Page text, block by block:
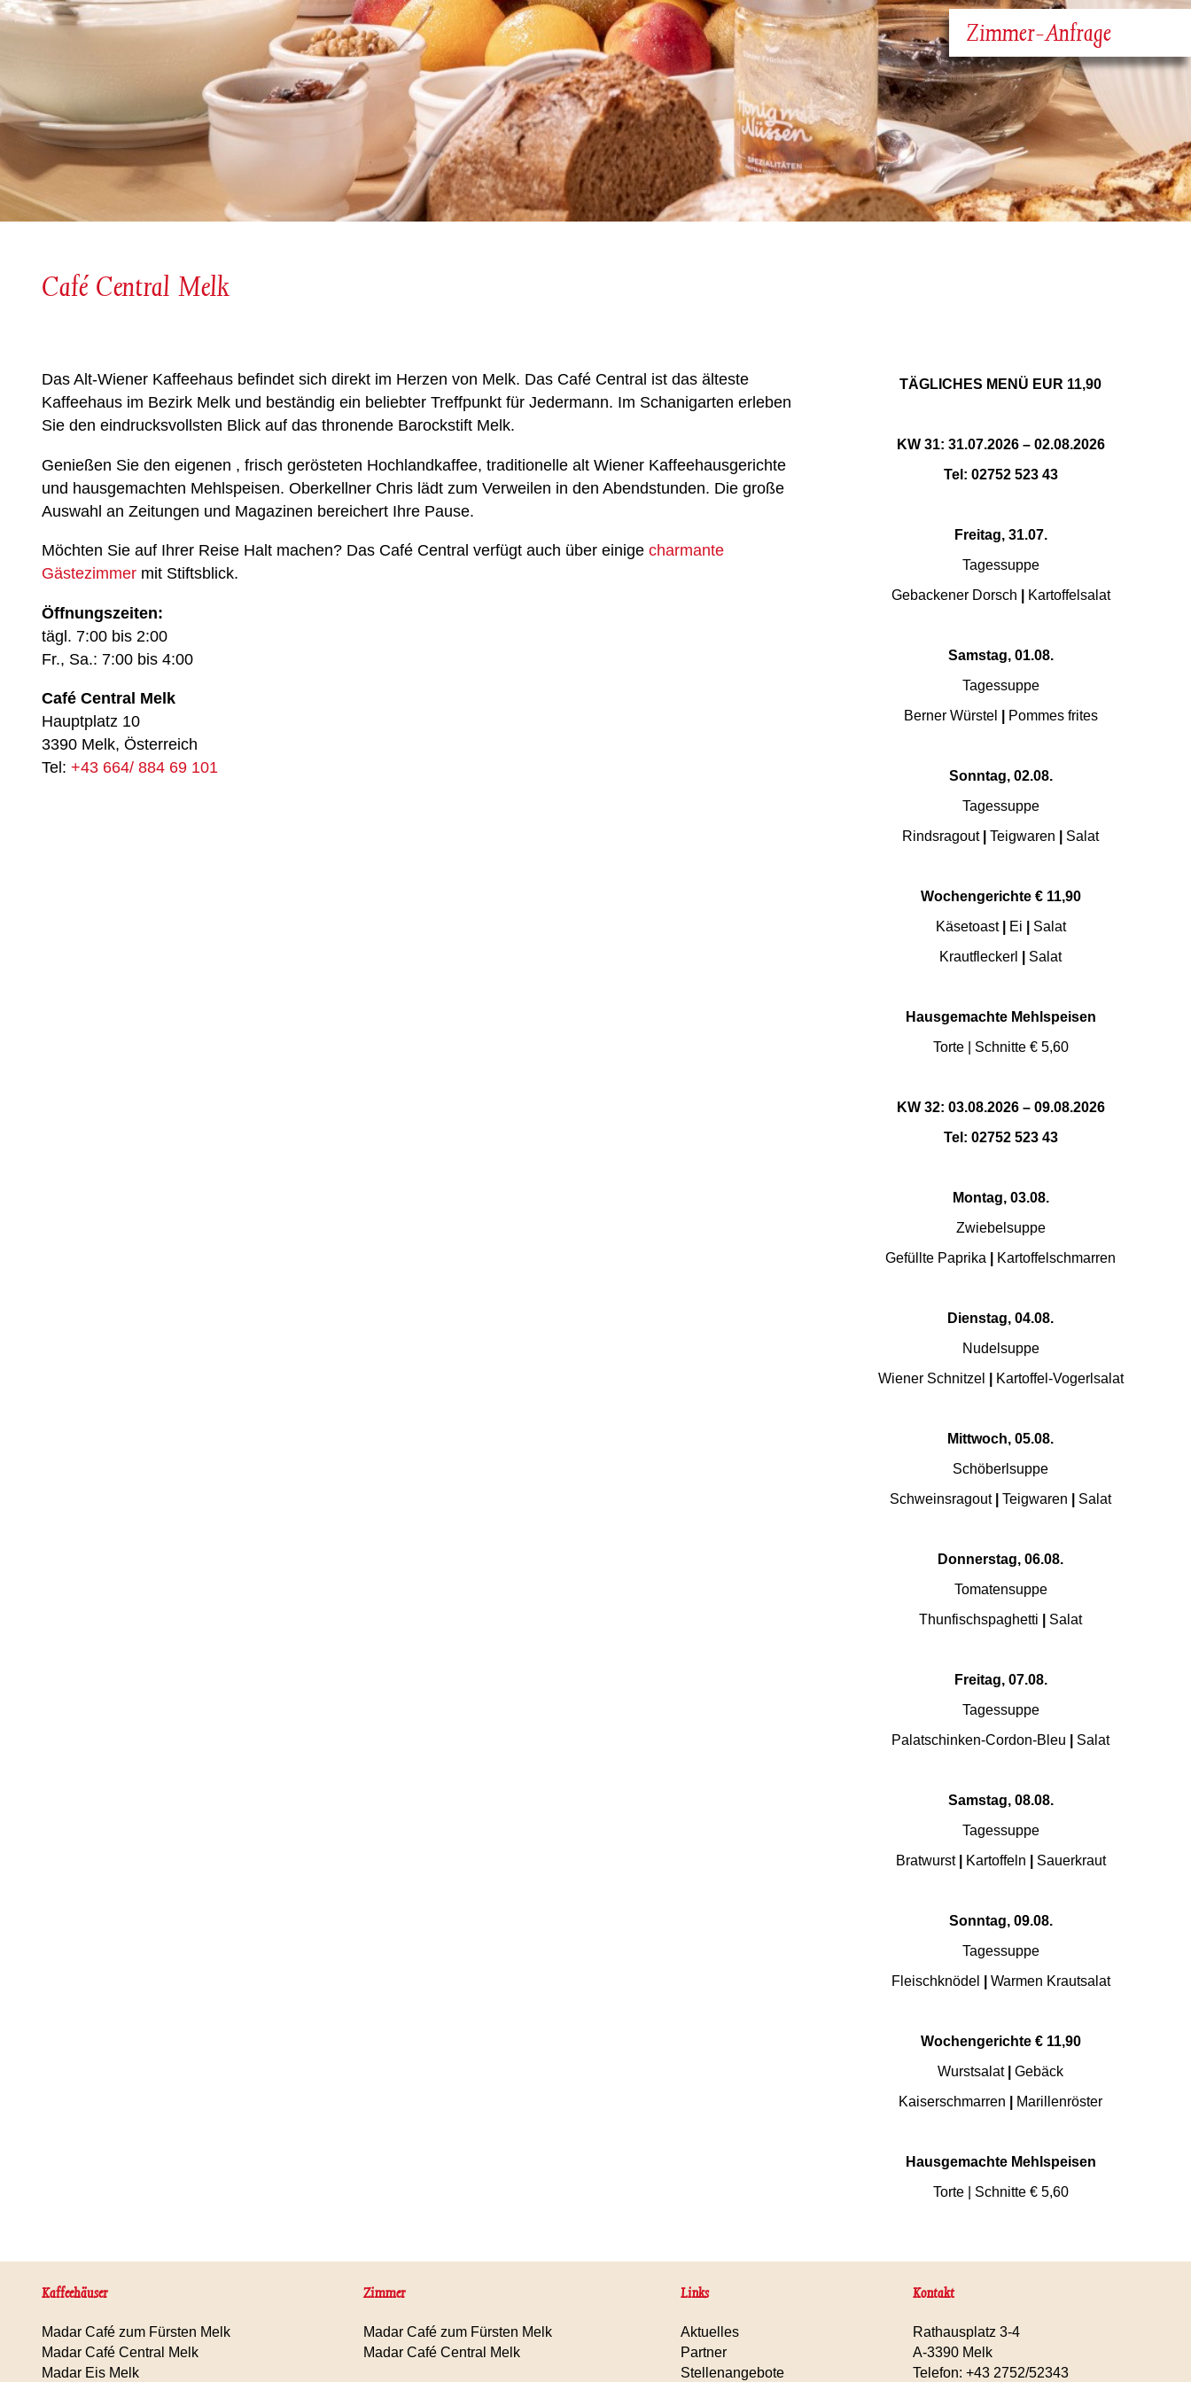
Zimmer-Anfrage
Café Central Melk
Das Alt-Wiener Kaffeehaus befindet sich direkt im Herzen von Melk. Das Café Central ist das älteste
Kaffeehaus im Bezirk Melk und beständig ein beliebter Treffpunkt für Jedermann. Im Schanigarten erleben
Sie den eindrucksvollsten Blick auf das thronende Barockstift Melk.
Genießen Sie den eigenen , frisch gerösteten Hochlandkaffee, traditionelle alt Wiener Kaffeehausgerichte
und hausgemachten Mehlspeisen. Oberkellner Chris lädt zum Verweilen in den Abendstunden. Die große
Auswahl an Zeitungen und Magazinen bereichert Ihre Pause.
Möchten Sie auf Ihrer Reise Halt machen? Das Café Central verfügt auch über einige charmante
Gästezimmer mit Stiftsblick.
Öffnungszeiten:
tägl. 7:00 bis 2:00
Fr., Sa.: 7:00 bis 4:00
Café Central Melk
Hauptplatz 10
3390 Melk, Österreich
Tel: +43 664/ 884 69 101
TÄGLICHES MENÜ EUR 11,90
KW 31: 31.07.2026 – 02.08.2026
Tel: 02752 523 43
Freitag, 31.07.
Tagessuppe
Gebackener Dorsch
Kartoffelsalat
Samstag, 01.08.
Tagessuppe
Berner Würstel
Pommes frites
Sonntag, 02.08.
Tagessuppe
Rindsragout
Teigwaren Salat
Wochengerichte € 11,90
Käsetoast
Ei
Salat
Krautfleckerl
Salat
Hausgemachte Mehlspeisen
Torte | Schnitte € 5,60
KW 32: 03.08.2026 – 09.08.2026
Tel: 02752 523 43
Montag, 03.08.
Zwiebelsuppe
Gefüllte Paprika
Kartoffelschmarren
Dienstag, 04.08.
Nudelsuppe
Wiener Schnitzel
Kartoffel-Vogerlsalat
Mittwoch, 05.08.
Schöberlsuppe
Schweinsragout
Teigwaren Salat
Donnerstag, 06.08.
Tomatensuppe
Thunfischspaghetti
Salat
Freitag, 07.08.
Tagessuppe
Palatschinken-Cordon-Bleu
Salat
Samstag, 08.08.
Tagessuppe
Bratwurst
Kartoffeln Sauerkraut
Sonntag, 09.08.
Tagessuppe
Fleischknödel
Warmen Krautsalat
Wochengerichte € 11,90
Wurstsalat
Gebäck
Kaiserschmarren
Marillenröster
Hausgemachte Mehlspeisen
Torte | Schnitte € 5,60
Kaffeehäuser
Madar Café zum Fürsten Melk
Madar Café Central Melk
Madar Eis Melk
Zimmer
Madar Café zum Fürsten Melk
Madar Café Central Melk
Links
Aktuelles
Partner
Stellenangebote
Kontakt
Rathausplatz 3-4
A-3390 Melk
Telefon: +43 2752/52343